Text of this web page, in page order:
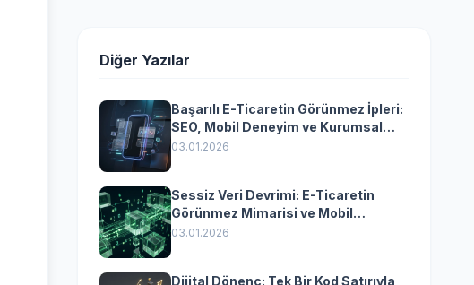
Diğer Yazılar
Başarılı E-Ticaretin Görünmez İpleri:
SEO, Mobil Deneyim ve Kurumsal
Yazılımın Kazandıran
03.01.2026
Sessiz Veri Devrimi: E-Ticaretin
Görünmez Mimarisi ve Mobil
Dönüşümün Kurumsal Anahtarı
03.01.2026
Dijital Dönenç: Tek Bir Kod Satırıyla